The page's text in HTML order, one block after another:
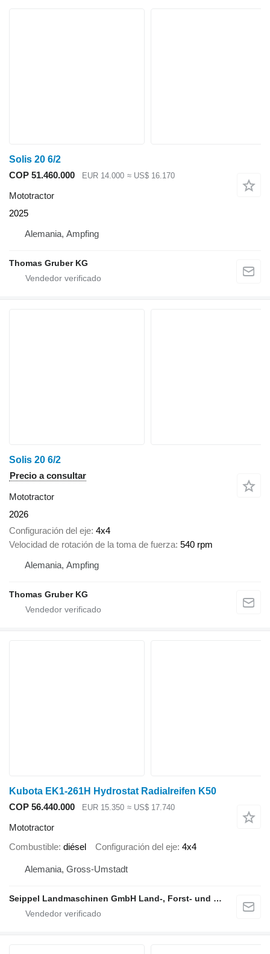
Solis 20 6/2
COP 51.460.000
EUR 14.000 ≈ US$ 16.170
Mototractor
2025
Alemania, Ampfing
Thomas Gruber KG
Solis 20 6/2
Precio a consultar
Mototractor
2026
Configuración del eje 4x4
Velocidad de rotación de la toma de fuerza 540 rpm
Alemania, Ampfing
Thomas Gruber KG
Kubota EK1-261H Hydrostat Radialreifen K50
COP 56.440.000
EUR 15.350 ≈ US$ 17.740
Mototractor
Combustible diésel Configuración del eje 4x4
Alemania, Gross-Umstadt
Seippel Landmaschinen GmbH Land-, Forst- und Gartentechnik